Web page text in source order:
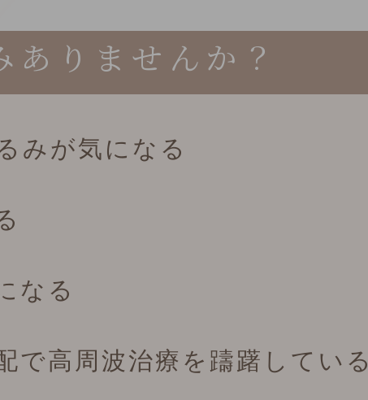
ありませんか？
みが気になる
なる
で高周波治療を躊躇している